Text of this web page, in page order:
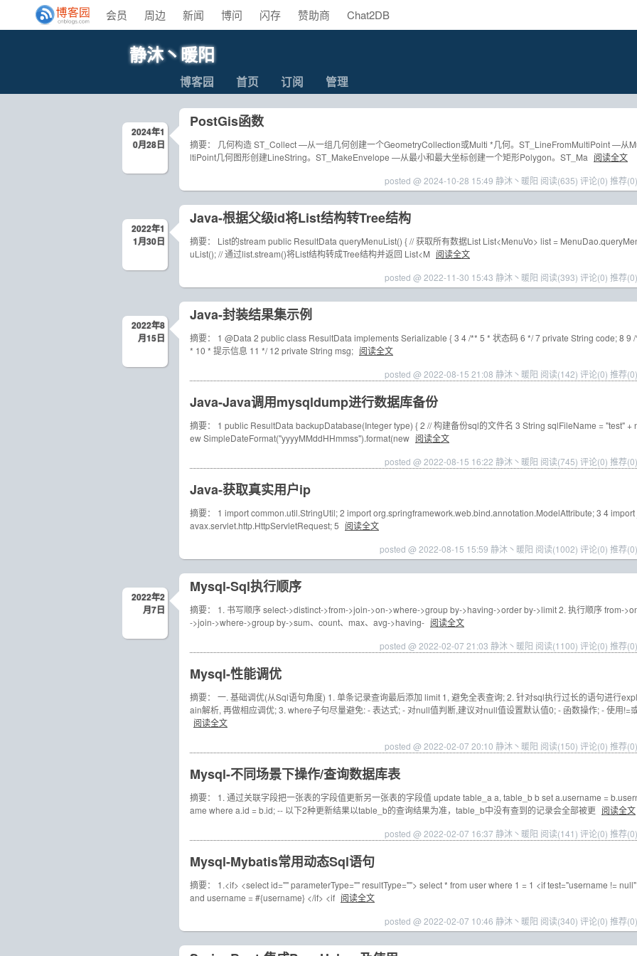
会员 周边 新闻 博问 闪存 赞助商 Chat2DB
静沐丶暖阳
博客园 首页 订阅 管理
2024年1
0月28日
PostGis函数
摘要： 几何构造 ST_Collect —从一组几何创建一个GeometryCollection或Multi *几何。ST_LineFromMultiPoint —从
ltiPoint几何图形创建LineString。ST_MakeEnvelope —从最小和最大坐标创建一个矩形Polygon。ST_Ma 阅读全文
posted @ 2024-10-28 15:49 静沐丶暖阳 阅读(635) 评论(0) 推荐(0)
2022年1
1月30日
Java-根据父级id将List结构转Tree结构
摘要： List的stream public ResultData queryMenuList() { // 获取所有数据List List<MenuVo> list =
uList(); // 通过list.stream()将List结构转成Tree结构并返回 List<M 阅读全文
posted @ 2022-11-30 15:43 静沐丶暖阳 阅读(393) 评论(0) 推荐(0)
2022年8
月15日
Java-封装结果集示例
摘要： 1 @Data 2 public class ResultData implements Serializable { 3 4 /** 5 * 状态码 6 */ 7 private String code; 8 9 /
* 10 * 提示信息 11 */ 12 private String msg; 阅读全文
posted @ 2022-08-15 21:08 静沐丶暖阳 阅读(142) 评论(0) 推荐(0)
Java-Java调用mysqldump进行数据库备份
摘要： 1 public ResultData backupDatabase(Integer type) { 2 // 构建备份sql的文件名 3 String sqlFileName = "test" +
ew SimpleDateFormat("yyyyMMddHHmmss").format(new 阅读全文
posted @ 2022-08-15 16:22 静沐丶暖阳 阅读(745) 评论(0) 推荐(0)
Java-获取真实用户ip
摘要： 1 import common.util.StringUtil; 2 import org.springframework.web.bind.annotation.ModelAttribute; 3 4 import
avax.servlet.http.HttpServletRequest; 5 阅读全文
posted @ 2022-08-15 15:59 静沐丶暖阳 阅读(1002) 评论(0) 推荐(0)
2022年2
月7日
Mysql-Sql执行顺序
摘要： 1. 书写顺序 select->distinct->from->join->on->where->group by->having->order by->limit 2. 执行顺序 from-
->join->where->group by->sum、count、max、avg->having- 阅读全文
posted @ 2022-02-07 21:03 静沐丶暖阳 阅读(1100) 评论(0) 推荐(0)
Mysql-性能调优
摘要： 一. 基础调优(从Sql语句角度) 1. 单条记录查询最后添加 limit 1, 避免全表查询; 2. 针对sql执行过长的语句进行expl
ain解析, 再做相应调优; 3. where子句尽量避免: - 表达式; - 对null值判断,建议对null值设置默认值0; - 函数操作; - 使用!=
阅读全文
posted @ 2022-02-07 20:10 静沐丶暖阳 阅读(150) 评论(0) 推荐(0)
Mysql-不同场景下操作/查询数据库表
摘要： 1. 通过关联字段把一张表的字段值更新另一张表的字段值 update table_a a, table_b b set a.username =
ame where a.id = b.id; -- 以下2种更新结果以table_b的查询结果为准，table_b中没有查到的记录会全部被更 阅读全文
posted @ 2022-02-07 16:37 静沐丶暖阳 阅读(141) 评论(0) 推荐(0)
Mysql-Mybatis常用动态Sql语句
摘要： 1.<if> <select id="" parameterType="" resultType=""> select * from user where 1 = 1 <if test="username !=
and username = #{username} </if> <if 阅读全文
posted @ 2022-02-07 10:46 静沐丶暖阳 阅读(340) 评论(0) 推荐(0)